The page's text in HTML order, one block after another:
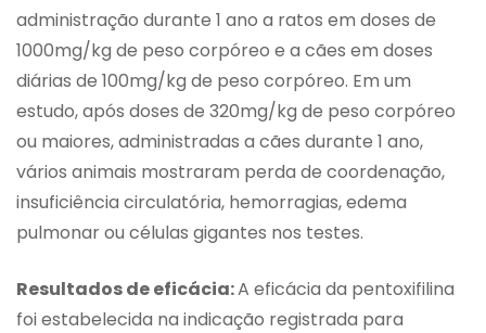
administração durante 1 ano a ratos em doses de
1000mg/kg de peso corpóreo e a cães em doses
diárias de 100mg/kg de peso corpóreo. Em um
estudo, após doses de 320mg/kg de peso corpóreo
ou maiores, administradas a cães durante 1 ano,
vários animais mostraram perda de coordenação,
insuficiência circulatória, hemorragias, edema
pulmonar ou células gigantes nos testes.
Resultados de eficácia:A eficácia da pentoxifilina
foi estabelecida na indicação registrada para